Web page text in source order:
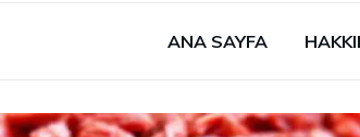
ANA SAYFA